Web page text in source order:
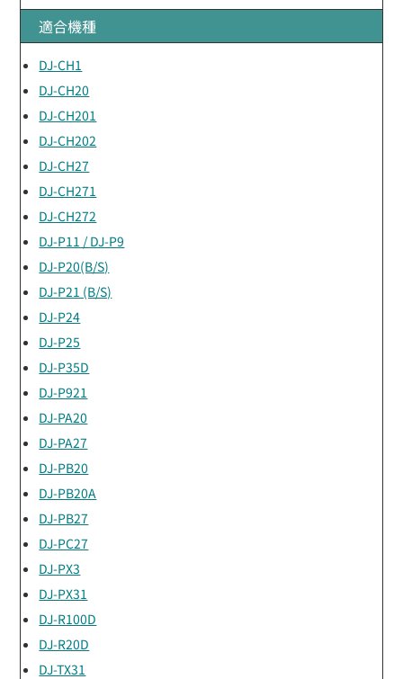
適合機種
DJ-CH1
DJ-CH20
DJ-CH201
DJ-CH202
DJ-CH27
DJ-CH271
DJ-CH272
DJ-P11 / DJ-P9
DJ-P20(B/S)
DJ-P21 (B/S)
DJ-P24
DJ-P25
DJ-P35D
DJ-P921
DJ-PA20
DJ-PA27
DJ-PB20
DJ-PB20A
DJ-PB27
DJ-PC27
DJ-PX3
DJ-PX31
DJ-R100D
DJ-R20D
DJ-TX31